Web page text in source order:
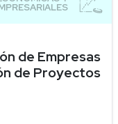
de Empresas
de Proyectos